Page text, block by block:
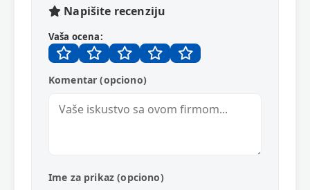
Napišite recenziju
Vaša ocena:
Komentar (opciono)
Ime za prikaz (opciono)